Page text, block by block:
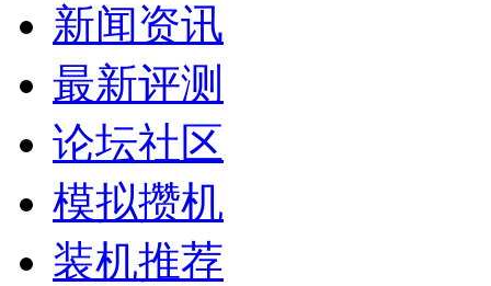
新闻资讯
最新评测
论坛社区
模拟攒机
装机推荐